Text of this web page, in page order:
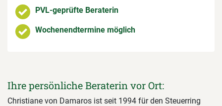
PVL-geprüfte Beraterin
Wochenendtermine möglich
Ihre persönliche Beraterin vor Ort:
Christiane von Damaros ist seit 1994 für den Steuerring